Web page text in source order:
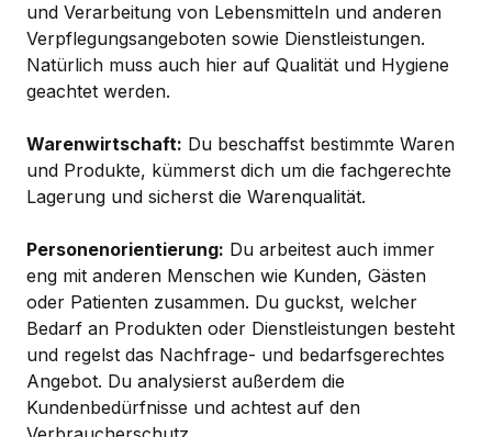
und Verarbeitung von Lebensmitteln und anderen
Verpflegungsangeboten sowie Dienstleistungen.
Natürlich muss auch hier auf Qualität und Hygiene
geachtet werden.
Warenwirtschaft: Du beschaffst bestimmte Waren
und Produkte, kümmerst dich um die fachgerechte
Lagerung und sicherst die Warenqualität.
Personenorientierung: Du arbeitest auch immer
eng mit anderen Menschen wie Kunden, Gästen
oder Patienten zusammen. Du guckst, welcher
Bedarf an Produkten oder Dienstleistungen besteht
und regelst das Nachfrage- und bedarfsgerechtes
Angebot. Du analysierst außerdem die
Kundenbedürfnisse und achtest auf den